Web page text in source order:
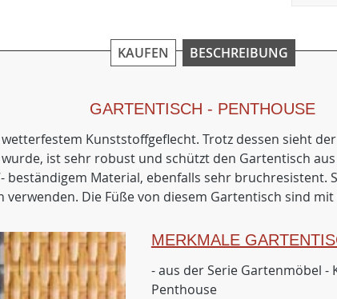
KAUFEN BESCHREIBUNG
GARTENTISCH - PENTHOUSE
Kunststoffgeflecht. Trotz dessen sieht
ist sehr robust und schützt den Gartentisch
Material, ebenfalls sehr
verwenden. Die Füße von diesem Gartentisch sind
MERKMALE
- aus der Serie Gartenmöbel -
Penthouse